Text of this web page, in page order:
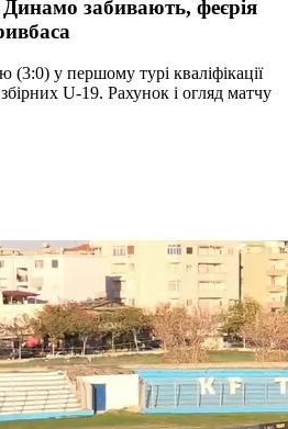
забивають, феєрія
(3:0) у першому турі кваліфікації
U-19. Рахунок і огляд матчу